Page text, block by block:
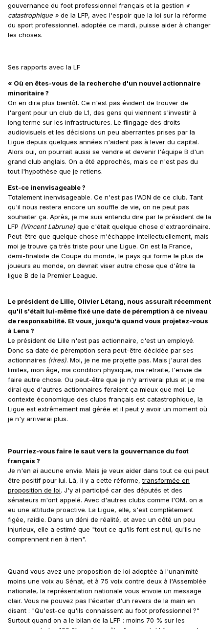
gouvernance du foot professionnel français et la gestion «
catastrophique » de la LFP, avec l'espoir que la loi sur la réforme
du sport professionnel, adoptée ce mardi, puisse aider à changer
les choses.
Ses rapports avec la LF
« Où en êtes-vous de la recherche d'un nouvel actionnaire
minoritaire ?
On en dira plus bientôt. Ce n'est pas évident de trouver de
l'argent pour un club de L1, des gens qui viennent s'investir à
long terme sur les infrastructures. Le flingage des droits
audiovisuels et les décisions un peu aberrantes prises par la
Ligue depuis quelques années n'aident pas à lever du capital.
Alors oui, on pourrait aussi se vendre et devenir l'équipe B d'un
grand club anglais. On a été approchés, mais ce n'est pas du
tout l'hypothèse que je retiens.
Est-ce inenvisageable ?
Totalement inenvisageable. Ce n'est pas l'ADN de ce club. Tant
qu'il nous restera encore un souffle de vie, on ne peut pas
souhaiter ça. Après, je me suis entendu dire par le président de la
LFP (Vincent Labrune) que c'était quelque chose d'extraordinaire.
Peut-être que quelque chose m'échappe intellectuellement, mais
moi je trouve ça très triste pour une Ligue. On est la France,
demi-finaliste de Coupe du monde, le pays qui forme le plus de
joueurs au monde, on devrait viser autre chose que d'être la
ligue B de la Premier League.
Le président de Lille, Olivier Létang, nous assurait récemment
qu'il s'était lui-même fixé une date de péremption à ce niveau
de responsabilité. Et vous, jusqu'à quand vous projetez-vous
à Lens ?
Le président de Lille n'est pas actionnaire, c'est un employé.
Donc sa date de péremption sera peut-être décidée par ses
actionnaires (rires). Moi, je ne me projette pas. Mais j'aurai des
limites, mon âge, ma condition physique, ma retraite, l'envie de
faire autre chose. Ou peut-être que je n'y arriverai plus et je me
dirai que d'autres actionnaires feraient ça mieux que moi. Le
contexte économique des clubs français est catastrophique, la
Ligue est extrêmement mal gérée et il peut y avoir un moment où
je n'y arriverai plus.
Pourriez-vous faire le saut vers la gouvernance du foot
français ?
Je n'en ai aucune envie. Mais je veux aider dans tout ce qui peut
être positif pour lui. Là, il y a cette réforme,transformée en
proposition de loi. J'y ai participé car des députés et des
sénateurs m'ont appelé. Avec d'autres clubs comme l'OM, on a
eu une attitude proactive. La Ligue, elle, s'est complètement
figée, raidie. Dans un déni de réalité, et avec un côté un peu
injurieux, elle a estimé que "tout ce qu'ils font est nul, qu'ils ne
comprennent rien à rien".
Quand vous avez une proposition de loi adoptée à l'unanimité
moins une voix au Sénat, et à 75 voix contre deux à l'Assemblée
nationale, la représentation nationale vous envoie un message
clair. Vous ne pouvez pas l'écarter d'un revers de la main en
disant : "Qu'est-ce qu'ils connaissent au foot professionnel ?"
Surtout quand on a le bilan de la LFP : moins 70 % sur les